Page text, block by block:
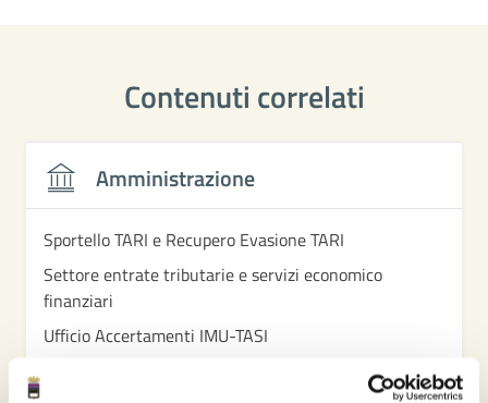
Contenuti correlati
Amministrazione
Sportello TARI e Recupero Evasione TARI
Settore entrate tributarie e servizi economico
finanziari
Ufficio Accertamenti IMU-TASI